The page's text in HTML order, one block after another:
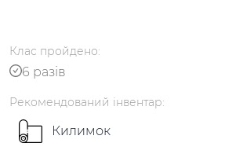
Клас пройдено:
6 разів
Рекомендований інвентар:
Килимок